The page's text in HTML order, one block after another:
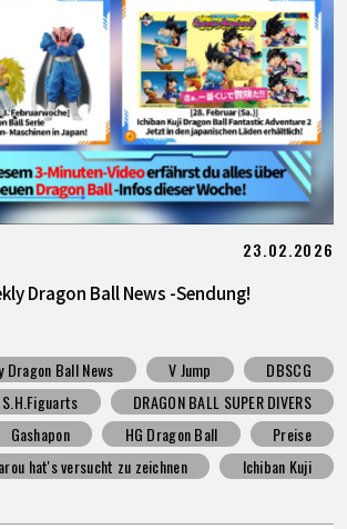
23.02.2026
Dragon Ball News -Sendung!
Dragon Ball News V Jump
DBSCG
S.H.Figuarts
DRAGON BALL SUPER DIVERS
Gashapon
HG Dragon Ball
Preise
hat's versucht zu zeichnen
Ichiban Kuji